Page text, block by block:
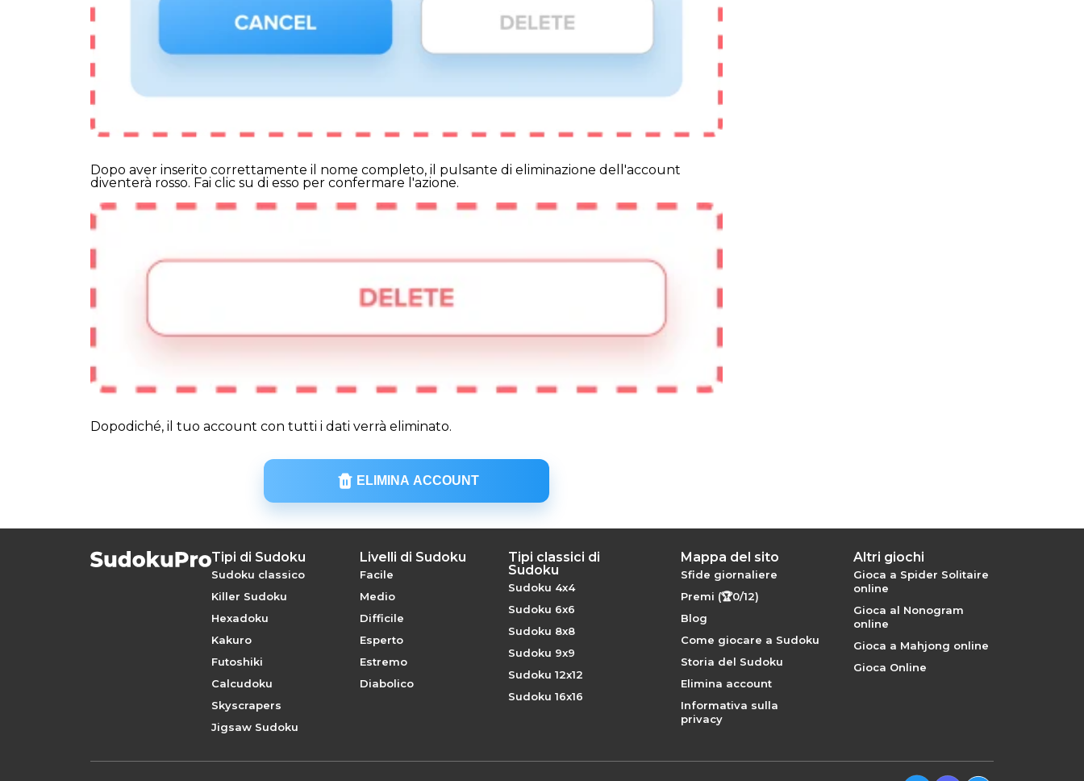
Dopo aver inserito correttamente il nome completo, il pulsante di eliminazione dell'account
diventerà rosso. Fai clic su di esso per confermare l'azione.
Dopodiché, il tuo account con tutti i dati verrà eliminato.
ELIMINA ACCOUNT
Tipi di Sudoku
Sudoku classico
Killer Sudoku
Hexadoku
Kakuro
Futoshiki
Calcudoku
Skyscrapers
Jigsaw Sudoku
Livelli di Sudoku
Facile
Medio
Difficile
Esperto
Estremo
Diabolico
Tipi classici di
Sudoku
Sudoku 4x4
Sudoku 6x6
Sudoku 8x8
Sudoku 9x9
Sudoku 12x12
Sudoku 16x16
Mappa del sito
Sfide giornaliere
Premi (🏆0/12)
Blog
Come giocare a Sudoku
Storia del Sudoku
Elimina account
Informativa sulla
privacy
Altri giochi
Gioca a Spider Solitaire
online
Gioca al Nonogram
online
Gioca a Mahjong online
Gioca Online